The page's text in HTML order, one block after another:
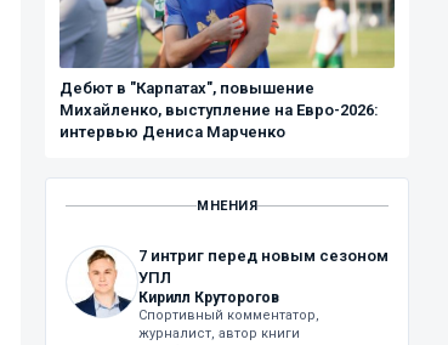
Дебют в "Карпатах", повышение
Михайленко, выступление на Евро-2026:
интервью Дениса Марченко
МНЕНИЯ
7 интриг перед новым сезоном
УПЛ
Кирилл Круторогов
Спортивный комментатор,
журналист, автор книги